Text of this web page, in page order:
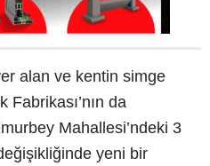
alan ve kentin simge
Fabrikası’nın da
Mahallesi’ndeki 3
yeni bir